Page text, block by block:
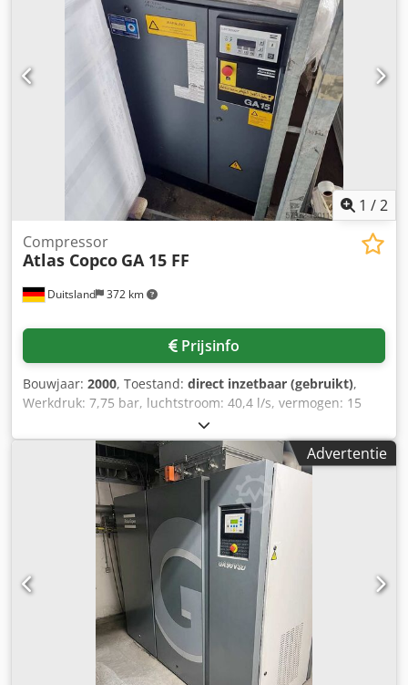
1 /2
Duitsland 372 km
Compressor
Atlas Copco GA 15 FF
Prijsinfo
Bouwjaar: 2000, Toestand: direct inzetbaar (gebruikt),
Werkdruk: 7,75 bar, luchtstroom: 40,4 l/s, vermogen: 15
kW, toerental: 3000 tpm, gewicht van de machine: ca. 450
kg. Een inspectie ter plaatse is mogelijk. Credowfg Hhspfx
Advertentie